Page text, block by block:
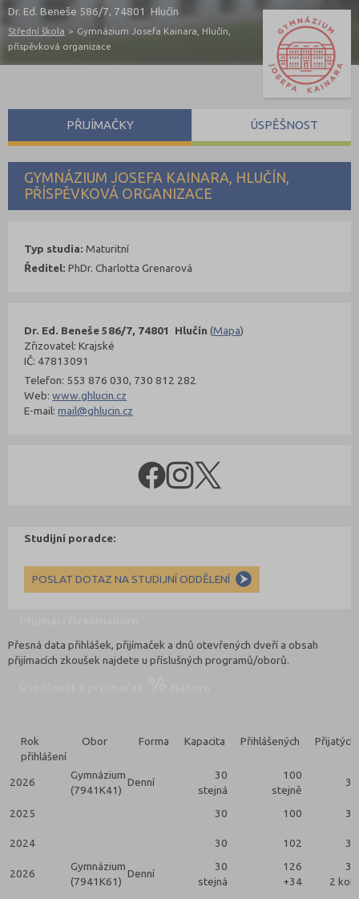
Dr. Ed. Beneše 586/7, 74801 Hlučín
Střední škola > Gymnázium Josefa Kainara, Hlučín,
příspěvková organizace
GYMNÁZIUM JOSEFA KAINARA, HLUČÍN,
PŘÍSPĚVKOVÁ ORGANIZACE
Dr. Ed. Beneše 586/7, 74801 Hlučín (Mapa)
Zřizovatel: Krajské
IČ: 47813091
Telefon: 553 876 030, 730 812 282
Web:www.ghlucin.cz
E-mail:mail@ghlucin.cz
Typ studia: Maturitní
Ředitel: PhDr. Charlotta Grenarová
Studijní poradce:
POSLAT DOTAZ NA STUDIJNÍ ODDĚLENÍ
PŘIJÍMAČKY ÚSPĚŠNOST
Přesná data přihlášek, přijímaček a dnů otevřených dveří a obsah
přijímacích zkoušek najdete u příslušných programů/oborů.
Rok
přihlášení
Obor Forma Kapacita Přihlášených Přijatých
2026
Gymnázium
(7941K41)
Denní
30
stejná
100
stejně
30
2025 30 100 30
2024 30 102 30
2026
Gymnázium
(7941K61)
Denní
30
stejná
126
+34
35
2 kola